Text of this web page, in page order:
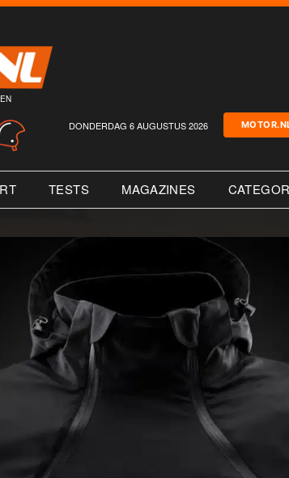
DONDERDAG 6 AUGUSTUS 2026
TESTS MAGAZINES